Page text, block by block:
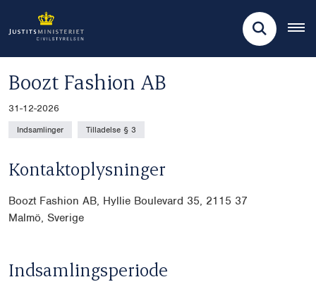
Boozt Fashion AB
31-12-2026
Indsamlinger Tilladelse § 3
Kontaktoplysninger
Boozt Fashion AB, Hyllie Boulevard 35, 2115 37
Malmö, Sverige
Indsamlingsperiode